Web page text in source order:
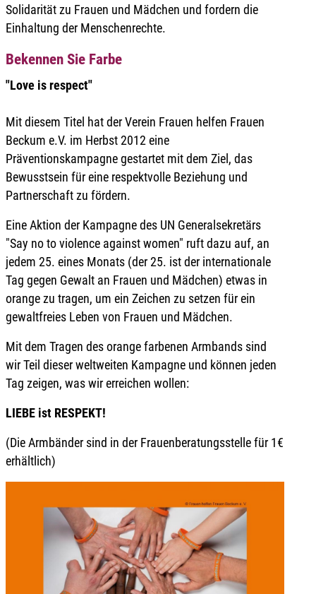
Solidarität zu Frauen und Mädchen und fordern die
Einhaltung der Menschenrechte.
Bekennen Sie Farbe
"Love is respect"
Mit diesem Titel hat der Verein Frauen helfen Frauen
Beckum e.V. im Herbst 2012 eine
Präventionskampagne gestartet mit dem Ziel, das
Bewusstsein für eine respektvolle Beziehung und
Partnerschaft zu fördern.
Eine Aktion der Kampagne des UN Generalsekretärs
"Say no to violence against women" ruft dazu auf, an
jedem 25. eines Monats (der 25. ist der internationale
Tag gegen Gewalt an Frauen und Mädchen) etwas in
orange zu tragen, um ein Zeichen zu setzen für ein
gewaltfreies Leben von Frauen und Mädchen.
Mit dem Tragen des orange farbenen Armbands sind
wir Teil dieser weltweiten Kampagne und können jeden
Tag zeigen, was wir erreichen wollen:
LIEBE ist RESPEKT!
(Die Armbänder sind in der Frauenberatungsstelle für 1€
erhältlich)